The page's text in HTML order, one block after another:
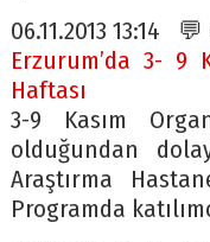
06.11.2013 13:14
Erzurum’da 3- 9
Haftası
3-9 Kasım
olduğundan
Araştırma
Programda